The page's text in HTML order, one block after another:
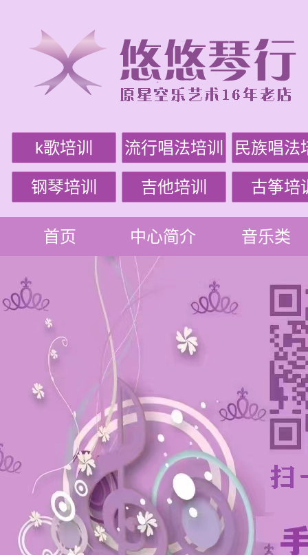
k歌培训 流行唱法培训 民族唱法
钢琴培训 吉他培训 古筝培
首页 中心简介 音乐类